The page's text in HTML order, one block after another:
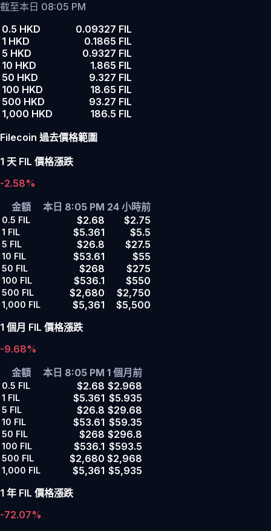
截至本日 08:05 PM
0.5 HKD
0.09327 FIL
1 HKD
0.1865 FIL
5 HKD
0.9327 FIL
10 HKD
1.865 FIL
50 HKD
9.327 FIL
100 HKD
18.65 FIL
500 HKD
93.27 FIL
1,000 HKD
186.5 FIL
Filecoin 過去價格範圍
1 天 FIL 價格漲跌
-2.58%
金額
本日 8:05 PM 24 小時前
0.5 FIL $2.68 $2.75
1 FIL $5.361 $5.5
5 FIL $26.8 $27.5
10 FIL $53.61 $55
50 FIL $268 $275
100 FIL $536.1 $550
500 FIL $2,680 $2,750
1,000 FIL $5,361
$5,500
1 個月 FIL 價格漲跌
-9.68%
金額
本日 8:05 PM 1 個月前
0.5 FIL $2.68 $2.968
1 FIL $5.361 $5.935
5 FIL $26.8 $29.68
10 FIL $53.61 $59.35
50 FIL $268 $296.8
100 FIL $536.1 $593.5
500 FIL $2,680 $2,968
1,000 FIL $5,361 $5,935
1 年 FIL 價格漲跌
-72.07%